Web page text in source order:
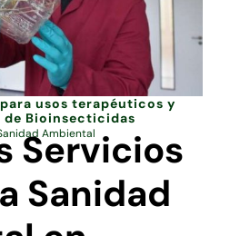
usos terapéuticos y
Bioinsecticidas
Ambiental
Servicios
Sanidad